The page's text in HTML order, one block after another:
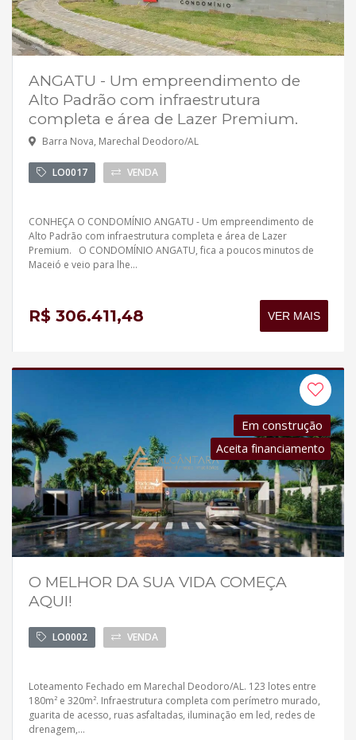
ANGATU - Um empreendimento de
Alto Padrão com infraestrutura
completa e área de Lazer Premium.
Barra Nova, Marechal Deodoro/AL
LO0017 VENDA
CONHEÇA O CONDOMÍNIO ANGATU - Um empreendimento de
Alto Padrão com infraestrutura completa e área de Lazer
Premium. O CONDOMÍNIO ANGATU, fica a poucos minutos de
Maceió e veio para lhe...
R$ 306.411,48 VER MAIS
Em construção
Aceita financiamento
O MELHOR DA SUA VIDA COMEÇA
AQUI!
LO0002 VENDA
Loteamento Fechado em Marechal Deodoro/AL. 123 lotes entre
180m² e 320m². Infraestrutura completa com perímetro murado,
guarita de acesso, ruas asfaltadas, iluminação em led, redes de
drenagem,...